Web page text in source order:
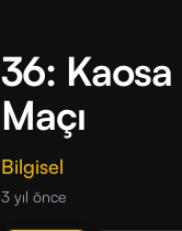
36:
Maçı
Bilgisel
3 yıl önce